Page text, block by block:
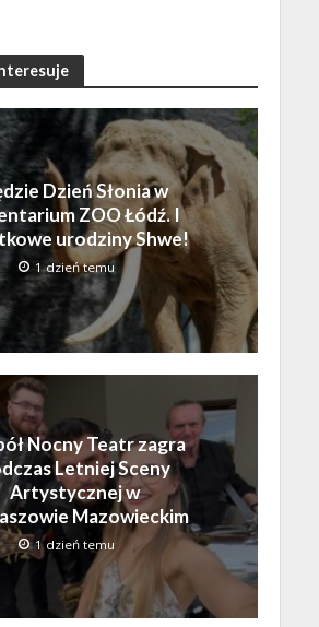
Dzień Słonia w
ZOO Łódź. I
urodziny Shwe!
1 dzień temu
Nocny Teatr zagra
Letniej Sceny
Artystycznej w
Mazowieckim
1 dzień temu